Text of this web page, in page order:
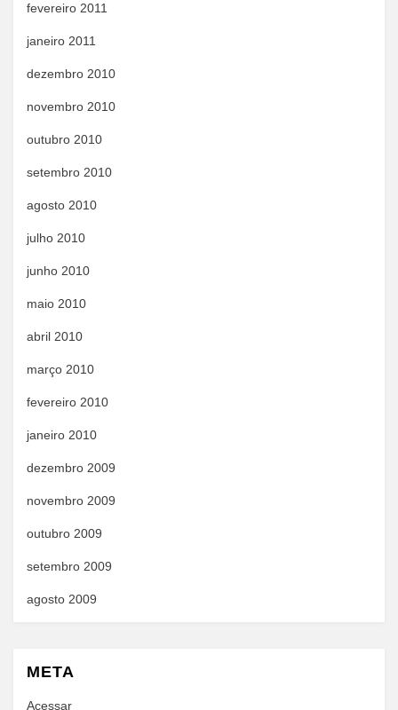
fevereiro 2011
janeiro 2011
dezembro 2010
novembro 2010
outubro 2010
setembro 2010
agosto 2010
julho 2010
junho 2010
maio 2010
abril 2010
março 2010
fevereiro 2010
janeiro 2010
dezembro 2009
novembro 2009
outubro 2009
setembro 2009
agosto 2009
META
Acessar